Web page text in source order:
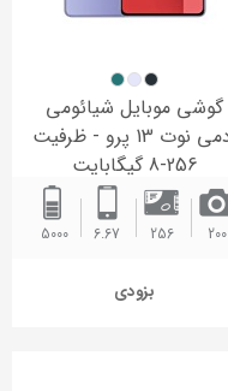
گوشی موبایل شیائومی
ردمی نوت 13 پرو - ظرفیت
256-8 گیگابایت
200
256
6.67
5000 ‌
بزودی